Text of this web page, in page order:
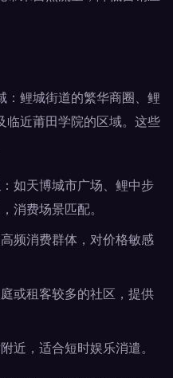
：鲤城街道的繁华商圈、鲤
临近莆田学院的区域。这些
：如天博城市广场、鲤中步
消费场景匹配。
高频消费群体，对价格敏感
庭或租客较多的社区，提供
近，适合短时娱乐消遣。